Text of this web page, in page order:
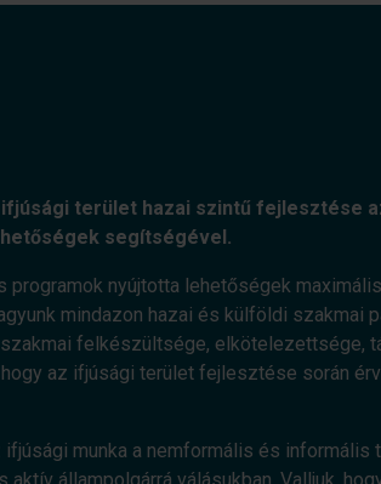
ifjúsági terület hazai szintű fejlesztése
segítségével.
programok nyújtotta lehetőségek
mindazon hazai és külföldi
szakmai felkészültsége, elkötelezettsége,
az ifjúsági terület fejlesztése során
ifjúsági munka a nemformális és